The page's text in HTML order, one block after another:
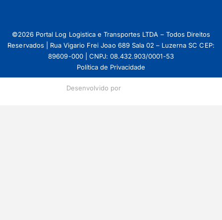
©2026 Portal Log Logistica e Transportes LTDA – Todos Direitos
Reservados | Rua Vigario Frei Joao 689 Sala 02 – Luzerna SC CEP:
89609-000 | CNPJ: 08.432.903/0001-53
Política de Privacidade
Desenvolvido por